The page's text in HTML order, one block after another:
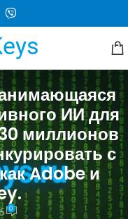
ИИ для
миллионов
с
Adobe и
0